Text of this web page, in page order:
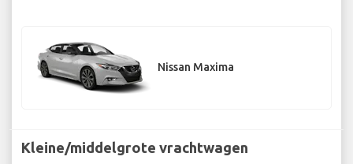
Nissan Maxima
Kleine/middelgrote vrachtwagen